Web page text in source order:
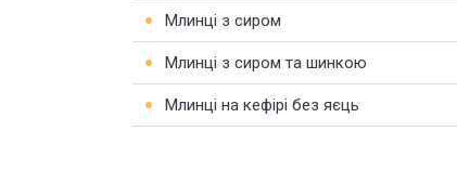
Млинці з сиром
Млинці з сиром та шинкою
Млинці на кефірі без яєць